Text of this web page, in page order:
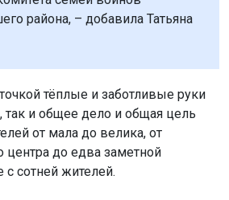
района, – добавила Татьяна
тёплые и заботливые руки
так и общее дело и общая цель
от мала до велика, от
центра до едва заметной
с сотней жителей.